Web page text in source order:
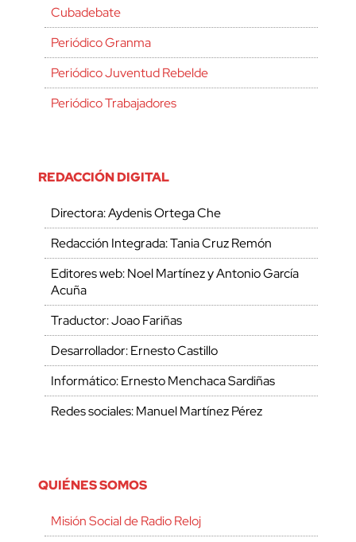
Cubadebate
Periódico Granma
Periódico Juventud Rebelde
Periódico Trabajadores
REDACCIÓN DIGITAL
Directora: Aydenis Ortega Che
Redacción Integrada: Tania Cruz Remón
Editores web: Noel Martínez y Antonio García
Acuña
Traductor: Joao Fariñas
Desarrollador: Ernesto Castillo
Informático: Ernesto Menchaca Sardiñas
Redes sociales: Manuel Martínez Pérez
QUIÉNES SOMOS
Misión Social de Radio Reloj